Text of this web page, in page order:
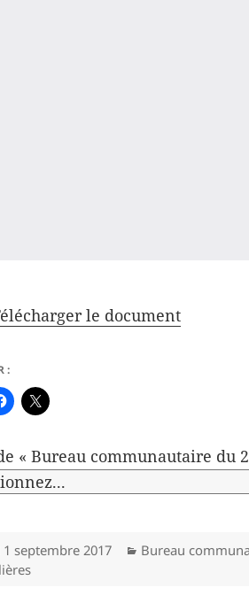
le document
:
« Bureau communautaire du
Publié
le
1 septembre 2017 Catégories
Bureau